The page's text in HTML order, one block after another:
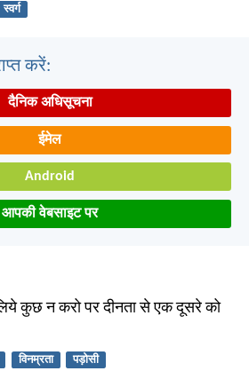
स्वर्ग
करें:
दैनिक अधिसूचना
ईमेल
Android
आपकी वेबसाइट पर
कुछ न करो पर दीनता से एक दूसरे को
विनम्रता पड़ोसी